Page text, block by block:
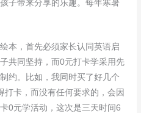
子带来分享的乐趣。每年寒暑
本，首先必须家长认同英语启
共同坚持，而0元打卡学采用先
约。比如，我同时买了好几个
卡，而没有任何要求的，会因
0元学活动，这次是三天时间6